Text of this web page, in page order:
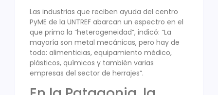
Las industrias que reciben ayuda del centro
PyME de la UNTREF abarcan un espectro en el
que prima la “heterogeneidad”, indicó: “La
mayoría son metal mecánicas, pero hay de
todo: alimenticias, equipamiento médico,
plásticos, químicos y también varias
empresas del sector de herrajes”.